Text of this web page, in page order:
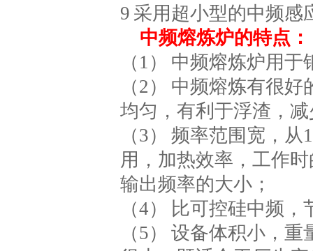
9 采用超小型的中频
中频熔炼炉的特点：
（1） 中频熔炼炉用
（2） 中频熔炼有很
均匀，有利于浮渣，
（3） 频率范围宽，
用，加热效率，工作
输出频率的大小；
（4） 比可控硅中频
（5） 设备体积小，